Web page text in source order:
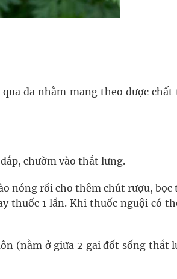
da nhằm mang theo dược chất
chườm vào thắt lưng.
nóng rồi cho thêm chút rượu, bọc
thuốc 1 lần. Khi thuốc nguội có
(nằm ở giữa 2 gai đốt sống thắt